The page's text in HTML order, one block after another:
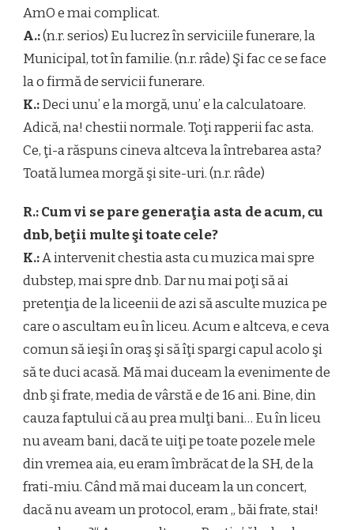
AmO e mai complicat.
A.:(n.r. serios) Eu lucrez în serviciile funerare, la
Municipal, tot în familie. (n.r. râde) Şi fac ce se face
la o firmă de servicii funerare.
K.:Deci unu’ e la morgă, unu’ e la calculatoare.
Adică, na! chestii normale. Toţi rapperii fac asta.
Ce, ţi-a răspuns cineva altceva la întrebarea asta?
Toată lumea morgă şi site-uri. (n.r. râde)
R.: Cum vi se pare generaţia asta de acum, cu
dnb, beţii multe şi toate cele?
K.:A intervenit chestia asta cu muzica mai spre
dubstep, mai spre dnb. Dar nu mai poţi să ai
pretenţia de la liceenii de azi să asculte muzica pe
care o ascultam eu în liceu. Acum e altceva, e ceva
comun să ieşi în oraş şi să îţi spargi capul acolo şi
să te duci acasă. Mă mai duceam la evenimente de
dnb şi frate, media de vârstă e de 16 ani. Bine, din
cauza faptului că au prea mulţi bani… Eu în liceu
nu aveam bani, dacă te uiţi pe toate pozele mele
din vremea aia, eu eram îmbrăcat de la SH, de la
frati-miu. Când mă mai duceam la un concert,
dacă nu aveam un protocol, eram „ băi frate, stai!